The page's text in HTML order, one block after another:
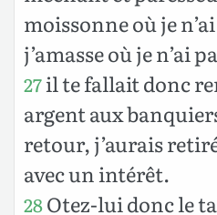
moissonne où je
j’amasse où je n’ai
27il te fallait donc
argent aux
retour, j’aurais
avec un intérêt.
28Otez-lui donc le